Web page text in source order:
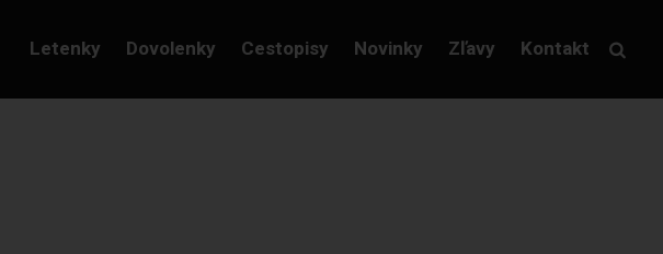
Letenky Dovolenky Cestopisy Novinky Zľavy Kontakt